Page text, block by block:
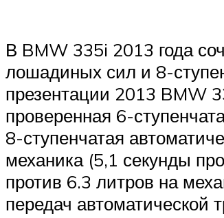
В BMW 335i 2013 года
лошадиных сил и 8-
презентации 2013 BMW
проверенная 6-
8-ступенчатая
механика (5,1 секунды
против 6.3 литров на
передач автоматической